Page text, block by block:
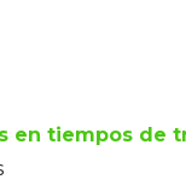
en tiempos de